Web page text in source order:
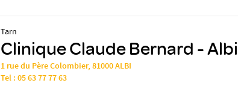
Tarn
Clinique Claude Bernard - Albi
1 rue du Père Colombier, 81000 ALBI
Tel :05 63 77 77 63